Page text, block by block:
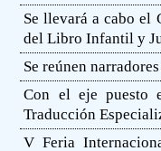
Se llevará a cabo el
del Libro Infantil y
Se reúnen
Con el eje puesto
Traducción
V Feria